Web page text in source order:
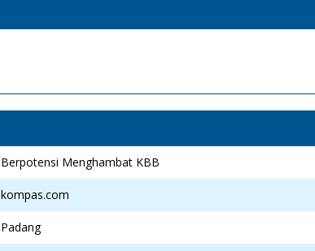
Berpotensi Menghambat KBB
kompas.com
Padang